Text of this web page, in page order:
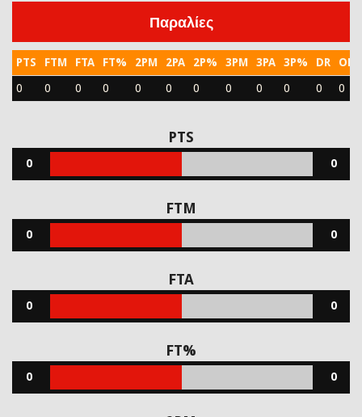
Παραλίες
PTS FTM FTA FT% 2PM 2PA 2P% 3PM 3PA 3P% DR
OR
0
0 0 0 0 0 0 0 0 0 0 0
PTS
0 0
FTM
0 0
FTA
0 0
FT%
0 0